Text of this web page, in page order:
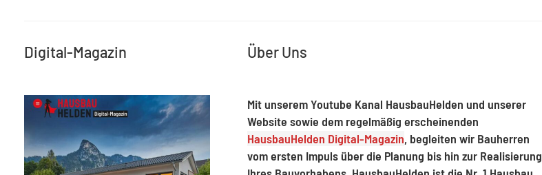
Digital-Magazin Über Uns
Mit unserem Youtube Kanal HausbauHelden und unserer
Website sowie dem regelmäßig erscheinenden
HausbauHelden Digital-Magazin, begleiten wir Bauherren
vom ersten Impuls über die Planung bis hin zur Realisierung